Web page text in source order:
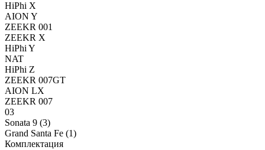
HiPhi X
AION Y
ZEEKR 001
ZEEKR X
HiPhi Y
NAT
HiPhi Z
ZEEKR 007GT
AION LX
ZEEKR 007
03
Sonata 9 (3)
Grand Santa Fe (1)
Комплектация